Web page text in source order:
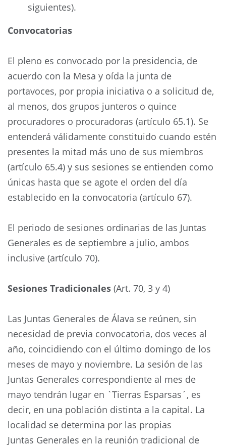
siguientes).
Convocatorias
El pleno es convocado por la presidencia, de
acuerdo con la Mesa y oída la junta de
portavoces, por propia iniciativa o a solicitud de,
al menos, dos grupos junteros o quince
procuradores o procuradoras (artículo 65.1). Se
entenderá válidamente constituido cuando estén
presentes la mitad más uno de sus miembros
(artículo 65.4) y sus sesiones se entienden como
únicas hasta que se agote el orden del día
establecido en la convocatoria (artículo 67).
El periodo de sesiones ordinarias de las Juntas
Generales es de septiembre a julio, ambos
inclusive (artículo 70).
Sesiones Tradicionales (Art. 70, 3 y 4)
Las Juntas Generales de Álava se reúnen, sin
necesidad de previa convocatoria, dos veces al
año, coincidiendo con el último domingo de los
meses de mayo y noviembre. La sesión de las
Juntas Generales correspondiente al mes de
mayo tendrán lugar en `Tierras Esparsas´, es
decir, en una población distinta a la capital. La
localidad se determina por las propias
Juntas Generales en la reunión tradicional de